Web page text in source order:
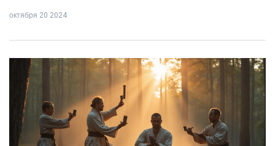
особенности, преимущества и недостатки. Эта информация
октября 20 2024